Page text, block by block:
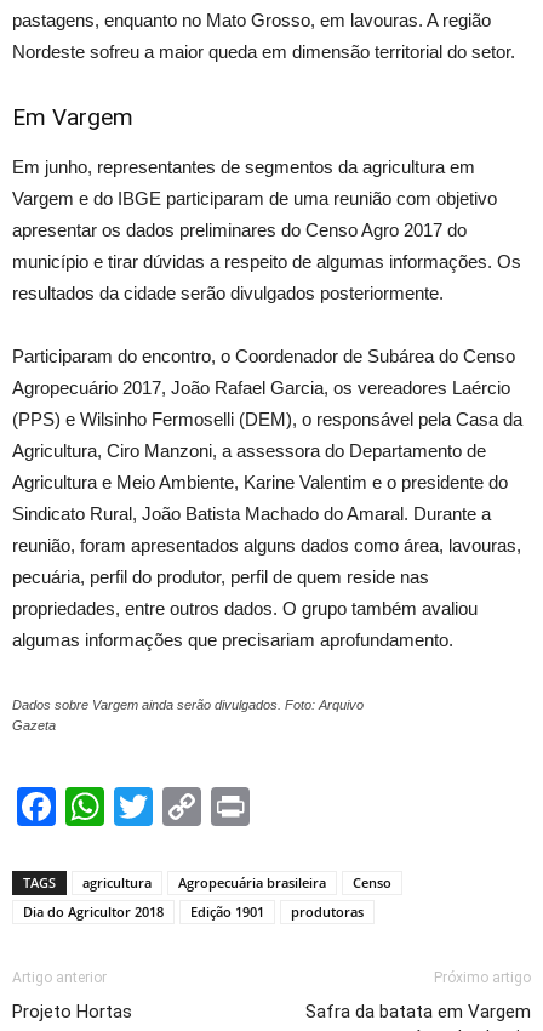
pastagens, enquanto no Mato Grosso, em lavouras. A região
Nordeste sofreu a maior queda em dimensão territorial do setor.
Em Vargem
Em junho, representantes de segmentos da agricultura em
Vargem e do IBGE participaram de uma reunião com objetivo
apresentar os dados preliminares do Censo Agro 2017 do
município e tirar dúvidas a respeito de algumas informações. Os
resultados da cidade serão divulgados posteriormente.
Participaram do encontro, o Coordenador de Subárea do Censo
Agropecuário 2017, João Rafael Garcia, os vereadores Laércio
(PPS) e Wilsinho Fermoselli (DEM), o responsável pela Casa da
Agricultura, Ciro Manzoni, a assessora do Departamento de
Agricultura e Meio Ambiente, Karine Valentim e o presidente do
Sindicato Rural, João Batista Machado do Amaral. Durante a
reunião, foram apresentados alguns dados como área, lavouras,
pecuária, perfil do produtor, perfil de quem reside nas
propriedades, entre outros dados. O grupo também avaliou
algumas informações que precisariam aprofundamento.
Dados sobre Vargem ainda serão divulgados. Foto: Arquivo
Gazeta
Facebook
WhatsApp
TwitterCopy
TAGS agricultura Agropecuária brasileira
Censo
Dia do Agricultor 2018
Edição 1901 produtoras
Artigo anterior
Projeto Hortas
Próximo artigo
Safra da batata em Vargem